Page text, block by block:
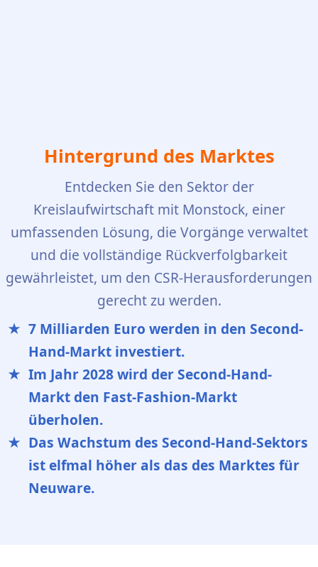
Hintergrund des Marktes
Entdecken Sie den Sektor der
Kreislaufwirtschaft mit Monstock, einer
umfassenden Lösung, die Vorgänge verwaltet
und die vollständige Rückverfolgbarkeit
gewährleistet, um den CSR-Herausforderungen
gerecht zu werden.
7 Milliarden Euro werden in den Second-
Hand-Markt investiert.
Im Jahr 2028 wird der Second-Hand-
Markt den Fast-Fashion-Markt
überholen.
Das Wachstum des Second-Hand-Sektors
ist elfmal höher als das des Marktes für
Neuware.